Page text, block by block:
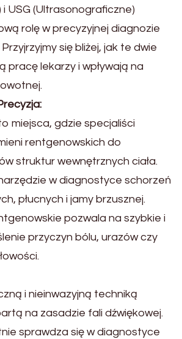
USG (Ultrasonograficzne)
rolę w precyzyjnej diagnozie
się bliżej, jak te dwie
pracę lekarzy i wpływają na
miejsca, gdzie specjaliści
rentgenowskich do
struktur wewnętrznych ciała.
w diagnostyce schorzeń
płucnych i jamy brzusznej.
pozwala na szybkie i
przyczyn bólu, urazów czy
i nieinwazyjną techniką
na zasadzie fali dźwiękowej.
sprawdza się w diagnostyce